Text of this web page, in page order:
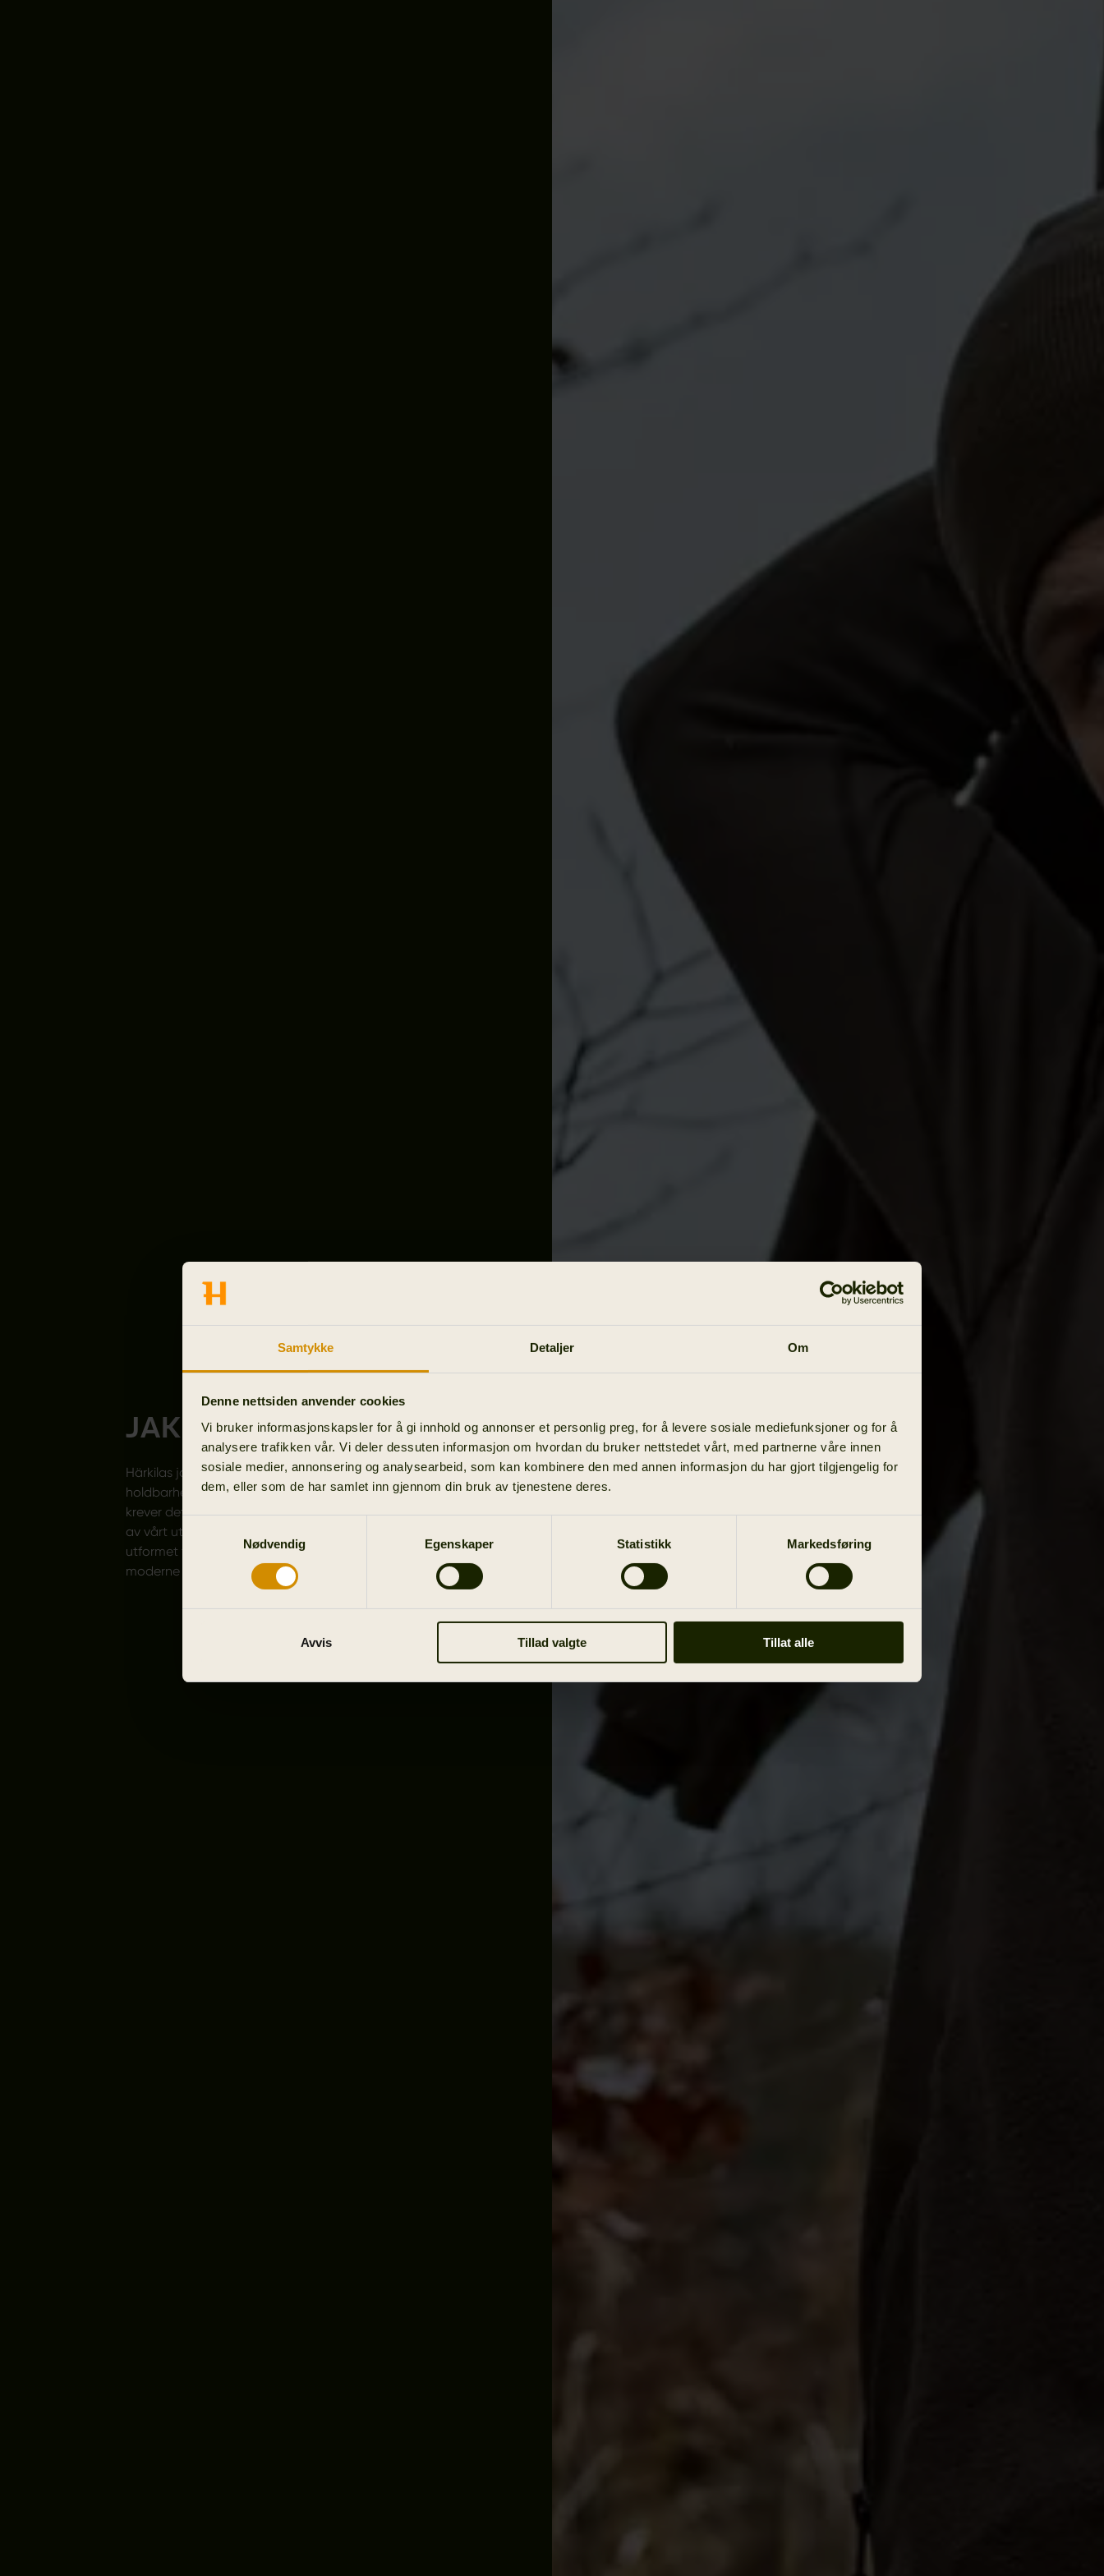
Samtykke Detaljer Om
Denne nettsiden anvender cookies
Vi bruker informasjonskapsler for å gi innhold og annonser et personlig preg, for å levere sosiale mediefunksjoner og for å
analysere trafikken vår. Vi deler dessuten informasjon om hvordan du bruker nettstedet vårt, med partnerne våre innen
sosiale medier, annonsering og analysearbeid, som kan kombinere den med annen informasjon du har gjort tilgjengelig for
dem, eller som de har samlet inn gjennom din bruk av tjenestene deres.
Nødvendig
Egenskaper Statistikk Markedsføring
Avvis Tillad valgte Tillat alle
JAKTJAKKER
Härkilas jaktjakker er selve bildet på innovasjon,
holdbarhet og komfort, designet for jegere som
krever det aller beste innen jaktutstyr. Vi er stolte
av vårt utvalg av jaktjakker, hver eneste nøye
utformet for å møte de varierte behovene til den
moderne jegeren.